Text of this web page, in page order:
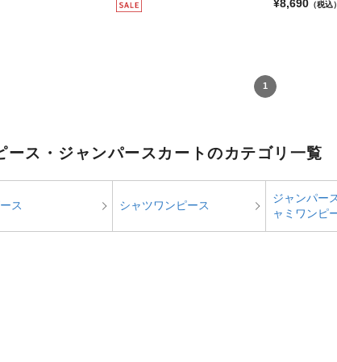
¥8,690 （税込）
1
ース・ジャンパースカートのカテゴリ一覧
ス シャツワンピース
ジャンパー
ャミワンピ